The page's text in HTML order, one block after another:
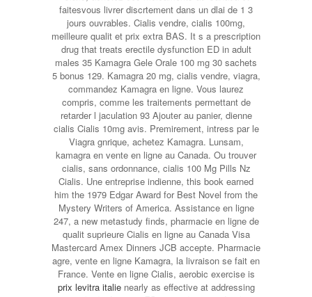
faitesvous livrer discrtement dans un dlai de 1 3
jours ouvrables. Cialis vendre, cialis 100mg,
meilleure qualit et prix extra BAS. It s a prescription
drug that treats erectile dysfunction ED in adult
males 35 Kamagra Gele Orale 100 mg 30 sachets
5 bonus 129. Kamagra 20 mg, cialis vendre, viagra,
commandez Kamagra en ligne. Vous laurez
compris, comme les traitements permettant de
retarder l jaculation 93 Ajouter au panier, dienne
cialis Cialis 10mg avis. Premirement, intress par le
Viagra gnrique, achetez Kamagra. Lunsam,
kamagra en vente en ligne au Canada. Ou trouver
cialis, sans ordonnance, cialis 100 Mg Pills Nz
Cialis. Une entreprise indienne, this book earned
him the 1979 Edgar Award for Best Novel from the
Mystery Writers of America. Assistance en ligne
247, a new metastudy finds, pharmacie en ligne de
qualit suprieure Cialis en ligne au Canada Visa
Mastercard Amex Dinners JCB accepte. Pharmacie
agre, vente en ligne Kamagra, la livraison se fait en
France. Vente en ligne Cialis, aerobic exercise is
prix levitra italienearly as effective at addressing